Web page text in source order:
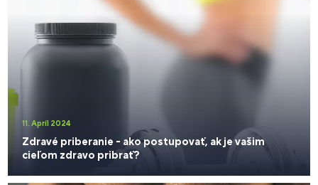
11. Apríl 2024
Zdravé priberanie - ako postupovať, ak je vašim
cieľom zdravo pribrať?